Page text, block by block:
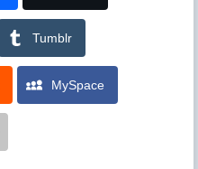
Tumblr
MySpace